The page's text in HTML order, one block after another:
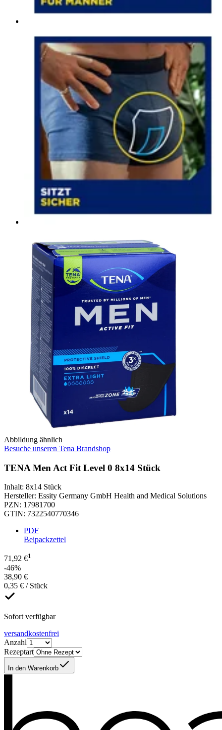
Abbildung ähnlich
Besuche unseren Tena Brandshop
TENA Men Act Fit Level 0 8x14 Stück
Inhalt: 8x14 Stück
Hersteller: Essity Germany GmbH Health and Medical Solutions
PZN: 17981700
GTIN: 7322540770346
PDF
Beipackzettel
71,92 €1
-46%
38,90 €
0,35 € / Stück
Sofort verfügbar
versandkostenfrei
Anzahl
Rezeptart
In den Warenkorb